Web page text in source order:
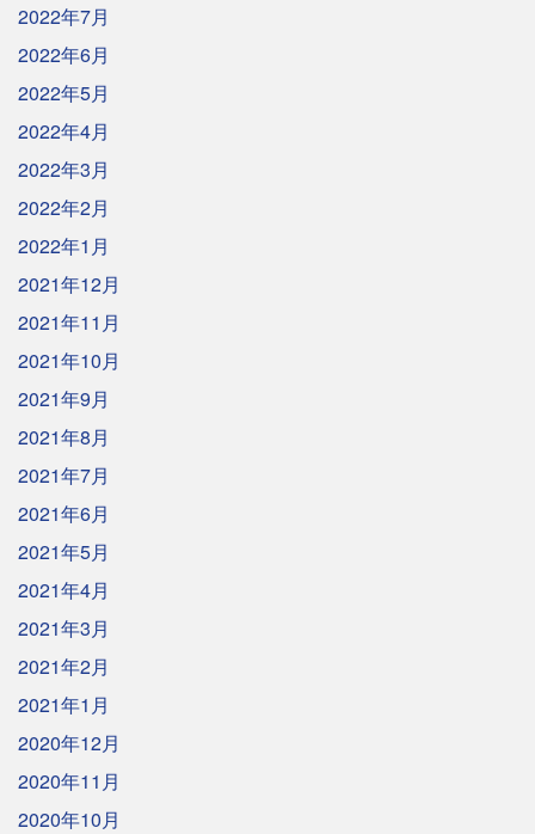
2022年7月
2022年6月
2022年5月
2022年4月
2022年3月
2022年2月
2022年1月
2021年12月
2021年11月
2021年10月
2021年9月
2021年8月
2021年7月
2021年6月
2021年5月
2021年4月
2021年3月
2021年2月
2021年1月
2020年12月
2020年11月
2020年10月